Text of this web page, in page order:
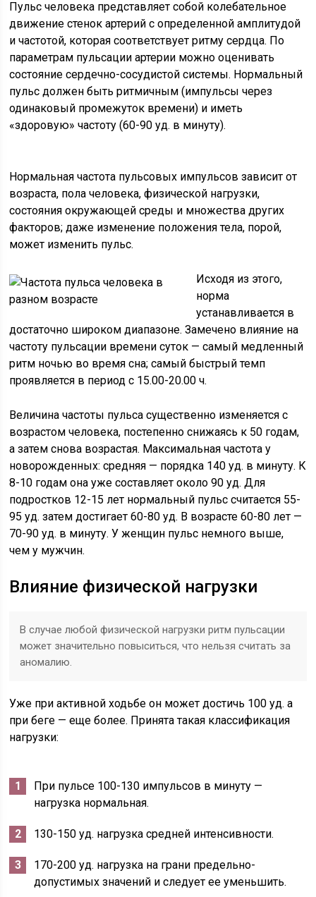
Пульс человека представляет собой колебательное
движение стенок артерий с определенной амплитудой
и частотой, которая соответствует ритму сердца. По
параметрам пульсации артерии можно оценивать
состояние сердечно-сосудистой системы. Нормальный
пульс должен быть ритмичным (импульсы через
одинаковый промежуток времени) и иметь
«здоровую» частоту (60-90 уд. в минуту).
Нормальная частота пульсовых импульсов зависит от
возраста, пола человека, физической нагрузки,
состояния окружающей среды и множества других
факторов; даже изменение положения тела, порой,
может изменить пульс.
Исходя из этого,
норма
устанавливается в
достаточно широком диапазоне. Замечено влияние на
частоту пульсации времени суток — самый медленный
ритм ночью во время сна; самый быстрый темп
проявляется в период с 15.00-20.00 ч.
Величина частоты пульса существенно изменяется с
возрастом человека, постепенно снижаясь к 50 годам,
а затем снова возрастая. Максимальная частота у
новорожденных: средняя — порядка 140 уд. в минуту. К
8-10 годам она уже составляет около 90 уд. Для
подростков 12-15 лет нормальный пульс считается 55-
95 уд. затем достигает 60-80 уд. В возрасте 60-80 лет —
70-90 уд. в минуту. У женщин пульс немного выше,
чем у мужчин.
Влияние физической нагрузки
В случае любой физической нагрузки ритм пульсации
может значительно повыситься, что нельзя считать за
аномалию.
Уже при активной ходьбе он может достичь 100 уд. а
при беге — еще более. Принята такая классификация
нагрузки:
При пульсе 100-130 импульсов в минуту —
нагрузка нормальная.
130-150 уд. нагрузка средней интенсивности.
170-200 уд. нагрузка на грани предельно-
допустимых значений и следует ее уменьшить.